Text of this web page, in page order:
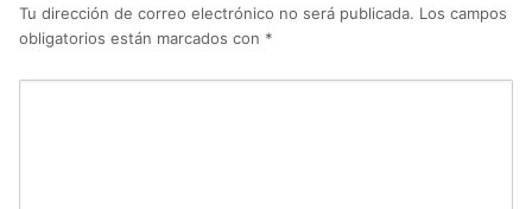
Tu dirección de correo electrónico no será publicada. Los campos
obligatorios están marcados con *